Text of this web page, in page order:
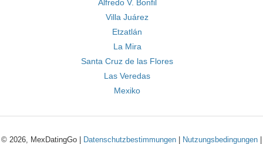
Alfredo V. Bonfil
Villa Juárez
Etzatlán
La Mira
Santa Cruz de las Flores
Las Veredas
Mexiko
© 2026, MexDatingGo | Datenschutzbestimmungen Nutzungsbedingungen